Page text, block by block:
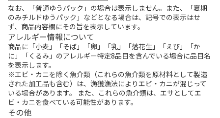
なお、「普通ゆうパック」の場合は表示しません。また、「夏期
のみチルドゆうパック」などとなる場合は、記号での表示はせ
ず、商品内容欄にその旨を表示しています。
アレルギー情報について
商品に「小麦」「そば」「卵」「乳」「落花生」「えび」「か
に」「くるみ」のアレルギー特定8品目を含んでいる場合に品目名
を表示します。
※エビ・カニを除く魚介類（これらの魚介類を原材料として製造
された加工品も含む）は、漁獲漁法によりエビ・カニが混じって
いる場合があります。 また、これらの魚介類は、エサとしてエ
ビ・カニを食べている可能性があります。
その他